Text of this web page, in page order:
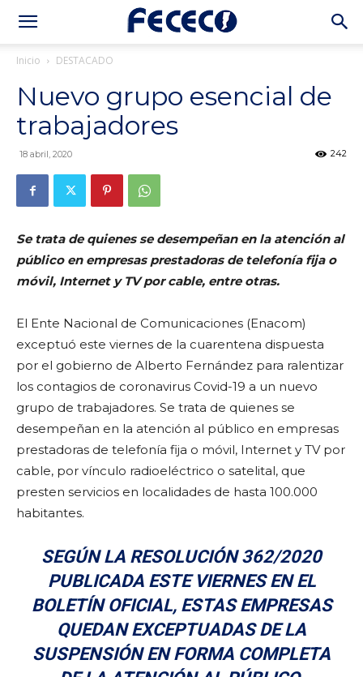
Inicio DESTACADO
Nuevo grupo esencial de
trabajadores
18 abril, 2020 242
Se trata de quienes se desempeñan en la atención al
público en empresas prestadoras de telefonía fija o
móvil, Internet y TV por cable, entre otras.
El Ente Nacional de Comunicaciones (Enacom)
exceptuó este viernes de la cuarentena dispuesta
por el gobierno de Alberto Fernández para ralentizar
los contagios de coronavirus Covid-19 a un nuevo
grupo de trabajadores. Se trata de quienes se
desempeñan en la atención al público en empresas
prestadoras de telefonía fija o móvil, Internet y TV por
cable, por vínculo radioeléctrico o satelital, que
presten servicios en localidades de hasta 100.000
habitantes.
SEGÚN LA RESOLUCIÓN 362/2020
PUBLICADA ESTE VIERNES EN EL
BOLETÍN OFICIAL, ESTAS EMPRESAS
QUEDAN EXCEPTUADAS DE LA
SUSPENSIÓN EN FORMA COMPLETA